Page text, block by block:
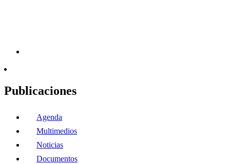
Publicaciones
Agenda
Multimedios
Noticias
Documentos